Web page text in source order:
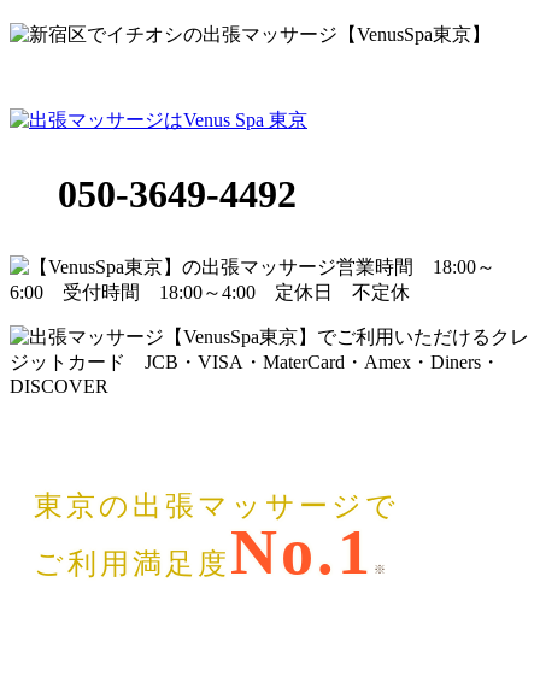
050-3649-4492
東京の出張マッサージで
ご利用満足度No.1 ※